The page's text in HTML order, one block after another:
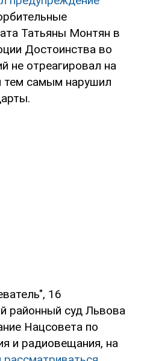
Татьяны Монтян в
Достоинства во
не отреагировал на
тем самым нарушил
16
районный суд Львова
Нацсовета по
и радиовещания, на